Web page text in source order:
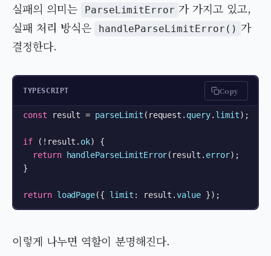
실패의 의미는
ParseLimitError 가 가지고 있고,
실패 처리 방식은
handleParseLimitError() 가
결정한다.
TYPESCRIPT Copy
const result = parseLimit (request. query. limit);
if (!result. ok) {
return
handleParseLimitError(result. error);
}
return loadPage({ limit : result.value
이렇게 나누면 역할이 분명해진다.